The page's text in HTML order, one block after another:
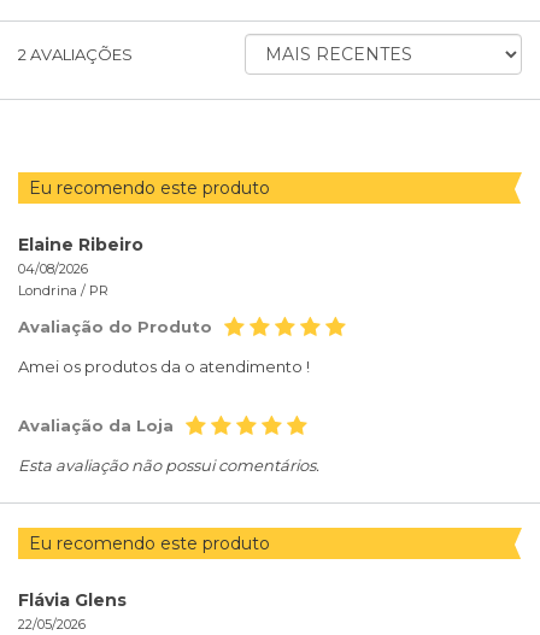
2 AVALIAÇÕES
ORDENAR
AVALIAÇÕES
Eu recomendo este produto
Elaine Ribeiro
04/08/2026
Londrina / PR
Avaliação do Produto
Amei os produtos da o atendimento !
Avaliação da Loja
Esta avaliação não possui comentários.
Eu recomendo este produto
Flávia Glens
22/05/2026